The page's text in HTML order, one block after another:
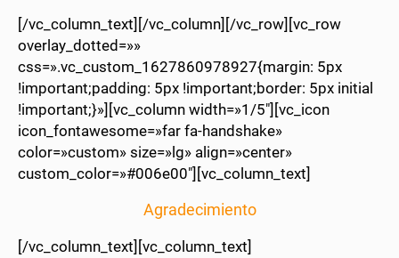
[/vc_column_text][/vc_column][/vc_row][vc_row
overlay_dotted=»»
css=».vc_custom_1627860978927{margin: 5px
!important;padding: 5px !important;border: 5px initial
!important;}»][vc_column width=»1/5″][vc_icon
icon_fontawesome=»far fa-handshake»
color=»custom» size=»lg» align=»center»
custom_color=»#006e00″][vc_column_text]
Agradecimiento
[/vc_column_text][vc_column_text]